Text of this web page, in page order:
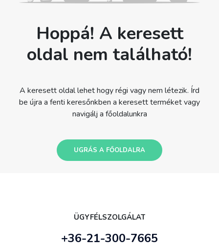
Hoppá! A keresett
oldal nem található!
A keresett oldal lehet hogy régi vagy nem létezik. Írd
be újra a fenti keresőnkben a keresett terméket vagy
navigálj a főoldalunkra
UGRÁS A FŐOLDALRA
ÜGYFÉLSZOLGÁLAT
+36-21-300-7665